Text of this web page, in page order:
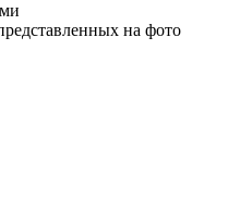
на фото